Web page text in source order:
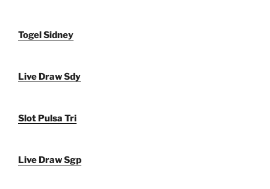
Togel Sidney
Live Draw Sdy
Slot Pulsa Tri
Live Draw Sgp